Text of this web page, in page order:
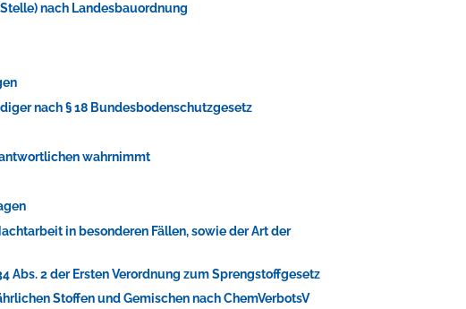
doch lieber die pure Entspannung auf der Sprudelliege im Solebecken?
nach Landesbauordnung
nach § 18 Bundesbodenschutzgesetz
wahrnimmt
in besonderen Fällen, sowie der Art der
2 der Ersten Verordnung zum Sprengstoffgesetz
Stoffen und Gemischen nach ChemVerbotsV